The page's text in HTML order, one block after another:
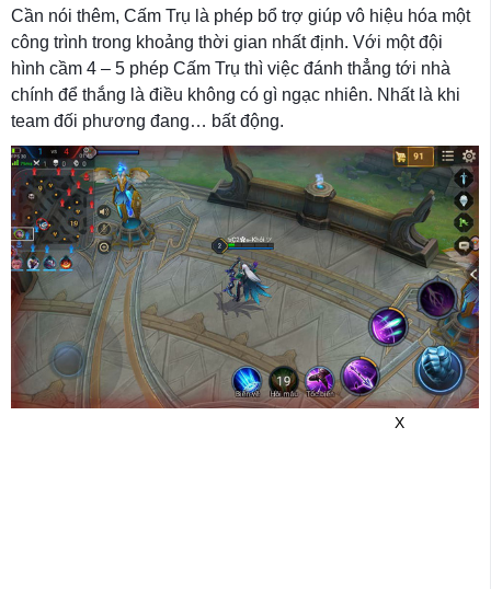
Cần nói thêm, Cấm Trụ là phép bổ trợ giúp vô hiệu hóa một
công trình trong khoảng thời gian nhất định. Với một đội
hình cầm 4 – 5 phép Cấm Trụ thì việc đánh thẳng tới nhà
chính để thắng là điều không có gì ngạc nhiên. Nhất là khi
team đối phương đang… bất động.
X